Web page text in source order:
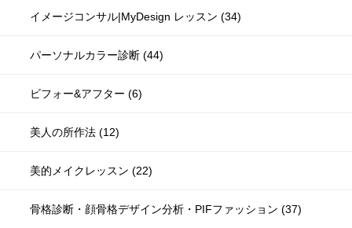
イメージコンサル|MyDesign レッスン (34)
パーソナルカラー診断 (44)
ビフォー&アフター (6)
美人の所作法 (12)
美的メイクレッスン (22)
骨格診断・顔骨格デザイン分析・PIFファッション (37)